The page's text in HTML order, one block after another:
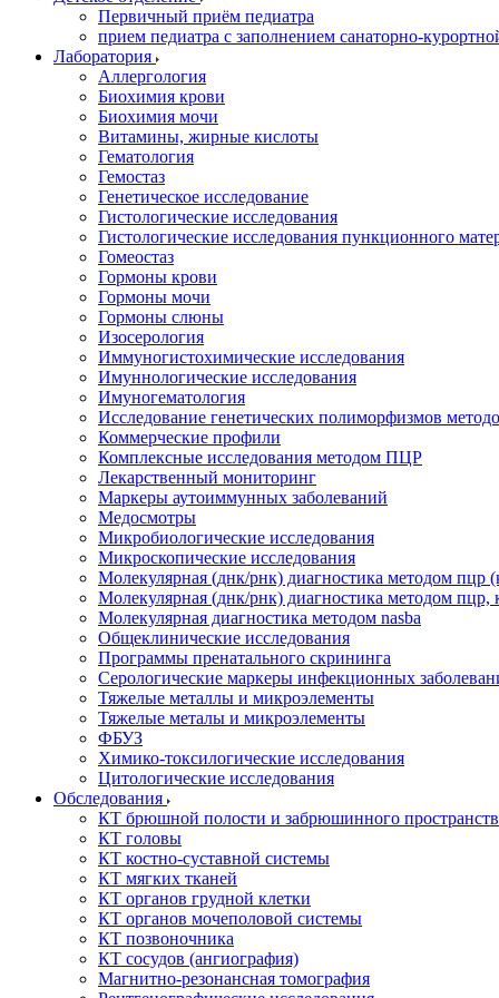
Первичный приём педиатра
прием педиатра с заполнением санаторно-
Лаборатория
Аллергология
Биохимия крови
Биохимия мочи
Витамины, жирные кислоты
Гематология
Гемостаз
Генетическое исследование
Гистологические исследования
Гистологические исследования пункционного
Гомеостаз
Гормоны крови
Гормоны мочи
Гормоны слюны
Изосерология
Иммуногистохимические исследования
Имуннологические исследования
Имуногематология
Исследование генетических полиморфизмов
Коммерческие профили
Комплексные исследования методом ПЦР
Лекарственный мониторинг
Маркеры аутоиммунных заболеваний
Медосмотры
Микробиологические исследования
Микроскопические исследования
Молекулярная (днк/рнк) диагностика методом пцр
Молекулярная (днк/рнк) диагностика методом пцр,
Молекулярная диагностика методом nasba
Общеклинические исследования
Программы пренатального скрининга
Серологические маркеры инфекционных
Тяжелые металлы и микроэлементы
Тяжелые металы и микроэлементы
ФБУЗ
Химико-токсилогические исследования
Цитологические исследования
Обследования
КТ брюшной полости и забрюшинного
КТ головы
КТ костно-суставной системы
КТ мягких тканей
КТ органов грудной клетки
КТ органов мочеполовой системы
КТ позвоночника
КТ сосудов (ангиография)
Магнитно-резонансная томография